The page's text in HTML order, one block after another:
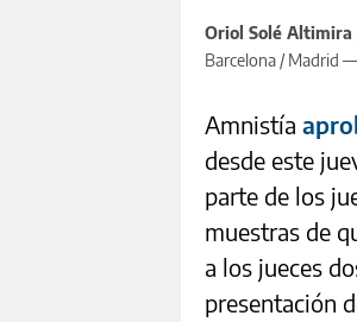
Oriol Solé
Barcelona / Madrid —
Amnistía
desde este
parte de los
muestras de
a los jueces
presentación